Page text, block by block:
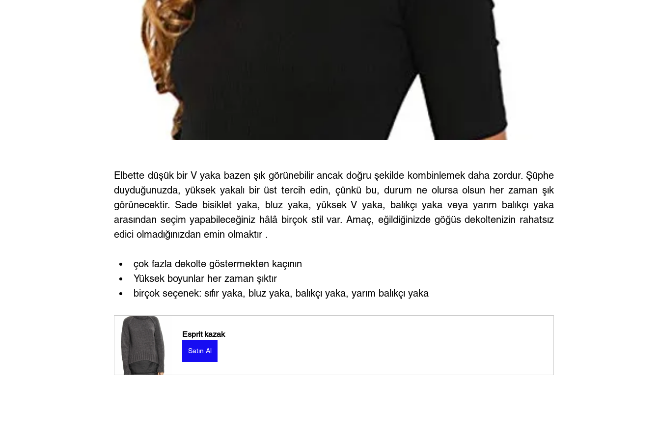
Elbette düşük bir V yaka bazen şık görünebilir ancak doğru şekilde kombinlemek daha zordur. Şüphe
duyduğunuzda, yüksek yakalı bir üst tercih edin, çünkü bu, durum ne olursa olsun her zaman şık
görünecektir. Sade bisiklet yaka, bluz yaka, yüksek V yaka, balıkçı yaka veya yarım balıkçı yaka
arasından seçim yapabileceğiniz hâlâ birçok stil var. Amaç, eğildiğinizde göğüs dekoltenizin rahatsız
edici olmadığınızdan emin olmaktır .
çok fazla dekolte göstermekten kaçının
Yüksek boyunlar her zaman şıktır
birçok seçenek: sıfır yaka, bluz yaka, balıkçı yaka, yarım balıkçı yaka
Esprit kazak
Satın Al